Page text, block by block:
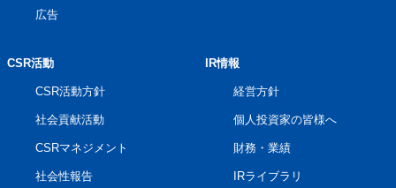
広告
CSR活動
CSR活動方針
社会貢献活動
CSRマネジメント
社会性報告
IR情報
経営方針
個人投資家の皆様へ
財務・業績
IRライブラリ